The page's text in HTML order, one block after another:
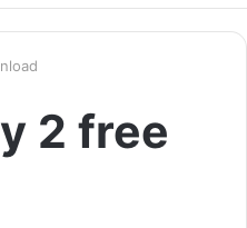
2 free